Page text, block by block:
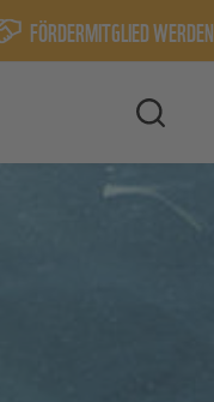
FÖRDERMITGLIED WERDEN